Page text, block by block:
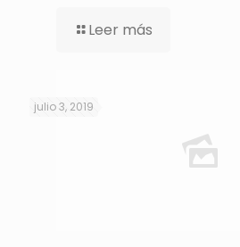
Leer más
julio 3, 2019